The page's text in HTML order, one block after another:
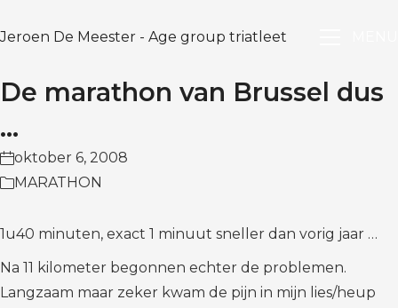
Jeroen De Meester - Age group triatleet
De marathon van Brussel dus
…
oktober 6, 2008
MARATHON
1u40 minuten, exact 1 minuut sneller dan vorig jaar …
Na 11 kilometer begonnen echter de problemen.
Langzaam maar zeker kwam de pijn in mijn lies/heup